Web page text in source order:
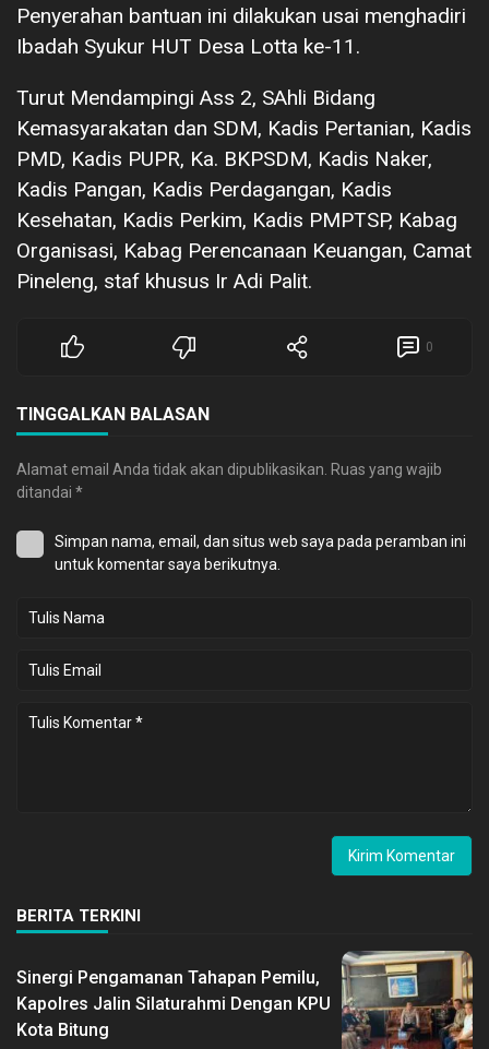
Penyerahan bantuan ini dilakukan usai menghadiri
Ibadah Syukur HUT Desa Lotta ke-11.
Turut Mendampingi Ass 2, SAhli Bidang
Kemasyarakatan dan SDM, Kadis Pertanian, Kadis
PMD, Kadis PUPR, Ka. BKPSDM, Kadis Naker,
Kadis Pangan, Kadis Perdagangan, Kadis
Kesehatan, Kadis Perkim, Kadis PMPTSP, Kabag
Organisasi, Kabag Perencanaan Keuangan, Camat
Pineleng, staf khusus Ir Adi Palit.
0
TINGGALKAN BALASAN
Alamat email Anda tidak akan dipublikasikan. Ruas yang wajib
ditandai *
Simpan nama, email, dan situs web saya pada peramban ini
untuk komentar saya berikutnya.
BERITA TERKINI
Sinergi Pengamanan Tahapan Pemilu,
Kapolres Jalin Silaturahmi Dengan KPU
Kota Bitung